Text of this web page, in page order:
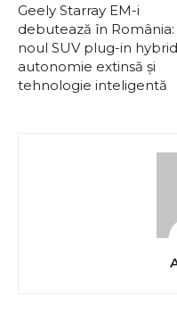
Geely Starray EM-i
debutează în România:
noul SUV plug-in
autonomie extinsă și
tehnologie inteligentă